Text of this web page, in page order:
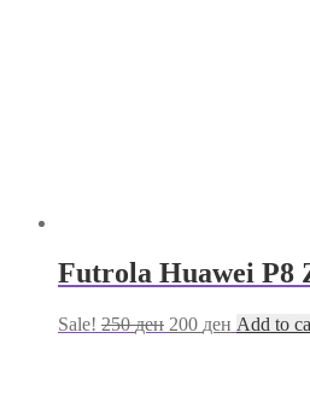
Futrola Huawei P8
Sale! 250ден 200 ден Add to